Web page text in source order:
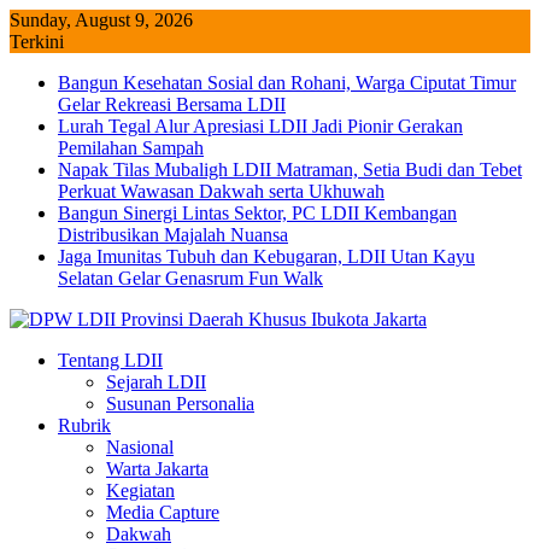
Skip
to
Sunday, August 9, 2026
Terkini
Bangun Kesehatan Sosial dan Rohani, Warga Ciputat Timur
Gelar Rekreasi Bersama LDII
Lurah Tegal Alur Apresiasi LDII Jadi Pionir Gerakan
Pemilahan Sampah
Napak Tilas Mubaligh LDII Matraman, Setia Budi dan Tebet
Perkuat Wawasan Dakwah serta Ukhuwah
Bangun Sinergi Lintas Sektor, PC LDII Kembangan
Distribusikan Majalah Nuansa
Jaga Imunitas Tubuh dan Kebugaran, LDII Utan Kayu
Selatan Gelar Genasrum Fun Walk
Tentang LDII
Sejarah LDII
Susunan Personalia
Rubrik
Nasional
Warta Jakarta
Kegiatan
Media Capture
Dakwah